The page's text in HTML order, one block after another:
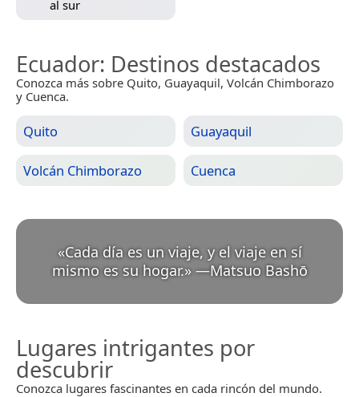
al sur
Ecuador: Destinos destacados
Conozca más sobre Quito, Guayaquil, Volcán Chimborazo
y Cuenca.
Quito Guayaquil
Volcán Chimborazo Cuenca
«Cada día es un viaje, y el viaje en sí
mismo es su hogar.» —Matsuo Bashō
Lugares intrigantes por
descubrir
Conozca lugares fascinantes en cada rincón del mundo.